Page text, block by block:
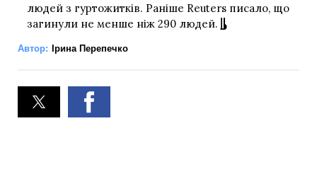
людей з гуртожитків. Раніше Reuters писало, що
загинули не менше ніж 290 людей.
Автор: Ірина Перепечко